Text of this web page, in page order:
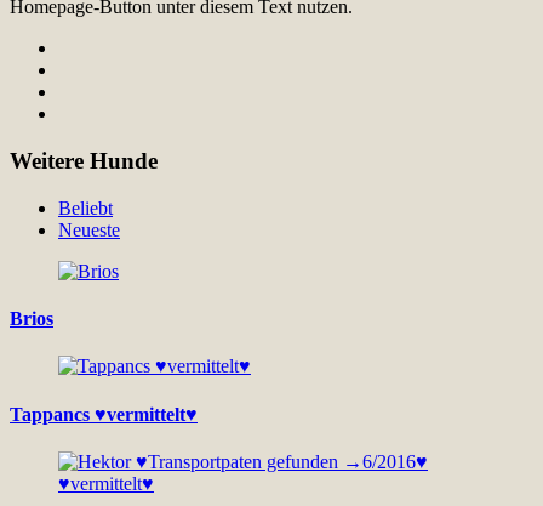
Homepage-Button unter diesem Text nutzen.
Weitere Hunde
Beliebt
Neueste
Brios
Tappancs ♥vermittelt♥